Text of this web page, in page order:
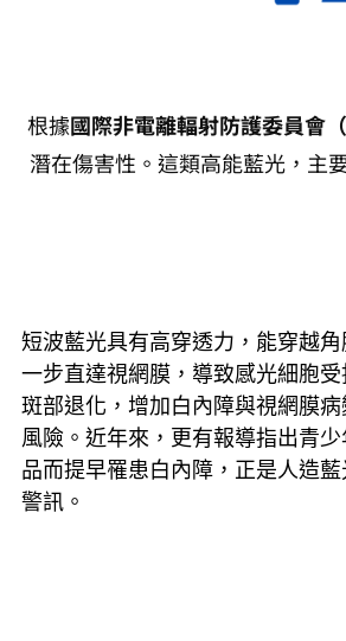
根據國際非電離輻射防護委員會
潛在傷害性。這類高能藍光，主
短波藍光具有高穿透力，能穿越
一步直達視網膜，導致感光細胞
斑部退化，增加白內障與視網膜
風險。近年來，更有報導指出青
品而提早罹患白內障，正是人造
警訊。